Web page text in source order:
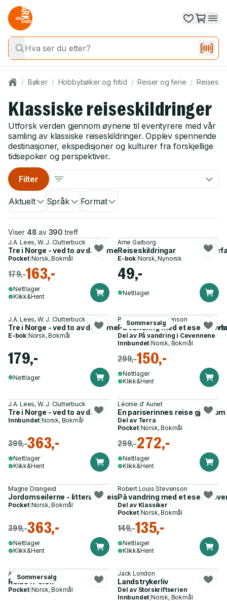
/ Bøker / Hobbybøker og fritid / Reiser og ferie /
Klassiske reiseskildringer
Utforsk verden gjennom øynene til eventyrere med vår
samling av klassiske reiseskildringer. Opplev spennende
destinasjoner, ekspedisjoner og kulturer fra forskjellige
tidsepoker og perspektiver.
Aktuelt Språk Format
Filter
Viser 48 av 390 treff
J.A. Lees, W. J. Clutterbuck
Tre i Norge - ved to av dem : med 59 trestikk gravert etter
Pocket| Norsk, Bokmål
179,-163,-
Nettlager
Klikk&Hent
Arne Garborg
Reiseskildringar
E-bok Norsk, Nynorsk
49,-
Nettlager
J.A. Lees, W. J. Clutterbuck
Tre i Norge - ved to av dem : med 59 trestikk gravert etter
E-bok Norsk, Bokmål
179,-
Nettlager
Sommersalg
Robert Louis Stevenson
På vandring med et esel i
Del av På vandring i Cevennene
Innbundet |Norsk, Bokmål
299,-150,-
Nettlager
Klikk&Hent
J.A. Lees, W. J. Clutterbuck
Tre i Norge - ved to av dem
Innbundet |Norsk, Bokmål
399,-363,-
Nettlager
Klikk&Hent
Léonie d' Aunet
En pariserinnes reise
Del av Terra
Pocket| Norsk, Bokmål
299,-272,-
Nettlager
Klikk&Hent
Magne Drangeid
Jordomseilerne - litterære reiser i naturkultur
Pocket| Norsk, Bokmål
399,-363,-
Nettlager
Klikk&Hent
Robert Louis Stevenson
På vandring med et esel i
Del av Klassiker
Pocket| Norsk, Bokmål
149,-135,-
Nettlager
Klikk&Hent
Sommersalg
Alfred Döblin
Reise i Polen
Pocket| Norsk, Bokmål
Jack London
Landstrykerliv
Del av Storskriftserien
Innbundet |Norsk, Bokmål